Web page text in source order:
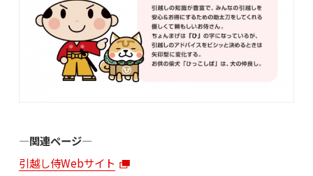
―関連ページ―
引越し侍Webサイト